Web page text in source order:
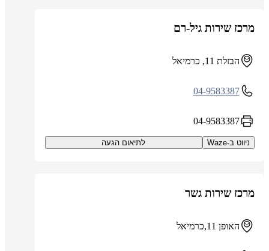
מרכז שירות גיל-רם
הבזלת 11, כרמיאל
04-9583387
04-9583387
ניווט ב-Waze לתיאום הגעה
מרכז שירות גשר
האופן 11,כרמיאל